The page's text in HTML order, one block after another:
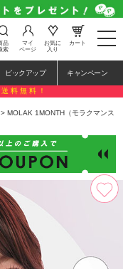
t
o
e
n
a
a
i
o
n
品
索
マイ
ページ
お気に
入り
カート
ピックアップ キャンペーン
送料無料！
> MOLAK 1MONTH（モラクマンス